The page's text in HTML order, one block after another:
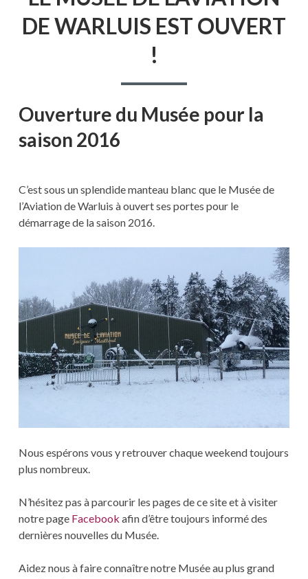
DE WARLUIS EST OUVERT
!
Ouverture du Musée pour la
saison 2016
C’est sous un splendide manteau blanc que le Musée de
l’Aviation de Warluis à ouvert ses portes pour le
démarrage de la saison 2016.
Nous espérons vous y retrouver chaque weekend toujours
plus nombreux.
N’hésitez pas à parcourir les pages de ce site et à visiter
notre page Facebook afin d’être toujours informé des
dernières nouvelles du Musée.
Aidez nous à faire connaître notre Musée au plus grand